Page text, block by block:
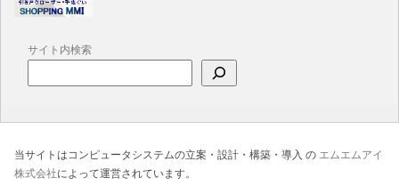
サイト内検索
当サイトはコンピュータシステムの立案・設計・構築・導入 の エムエムアイ
株式会社によって運営されています。